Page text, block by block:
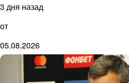
3 дня назад
от
05.08.2026